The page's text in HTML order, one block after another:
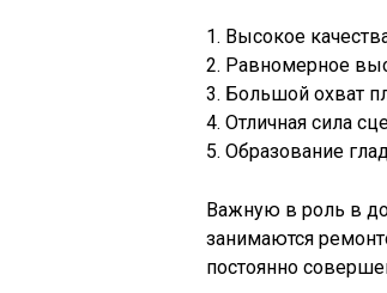
1. Высокое
2. Равномерное
3. Большой охват
4. Отличная сила
5. Образование
Важную в роль в
занимаются
постоянно